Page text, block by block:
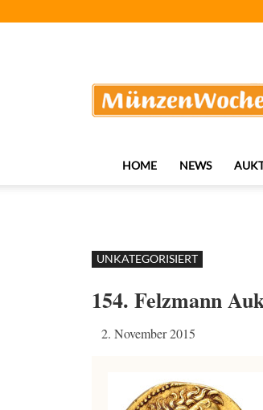
HOME NEWS
UNKATEGORISIERT
154. Felzmann
2. November 2015